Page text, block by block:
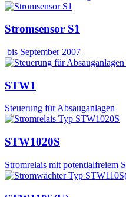
Stromsensor S1
bis September 2007
STW1
Steuerung für Absauganlagen
STW1020S
Stromrelais mit potentialfreiem